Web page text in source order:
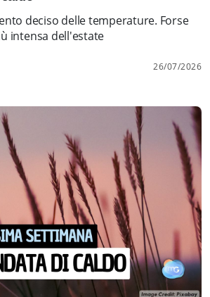
deciso delle temperature. Forse
intensa dell'estate
26/07/2026